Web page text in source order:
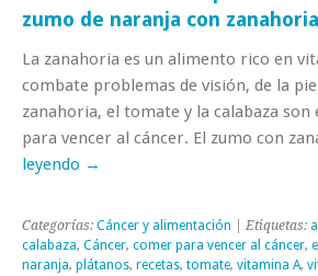
zumo de naranja con zanahoria
La zanahoria es un alimento rico en
combate problemas de visión, de la
zanahoria, el tomate y la calabaza son
para vencer al cáncer. El zumo con
leyendo →
Categorías: Cáncer y alimentación | Etiquetas:
calabaza, Cáncer, comer para vencer al cáncer,
naranja, plátanos, recetas, tomate, vitamina A,